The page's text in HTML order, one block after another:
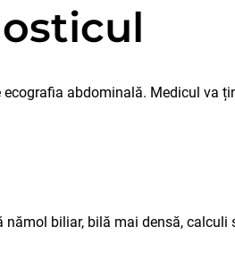
abdominală. Medicul va
biliar, bilă mai densă,